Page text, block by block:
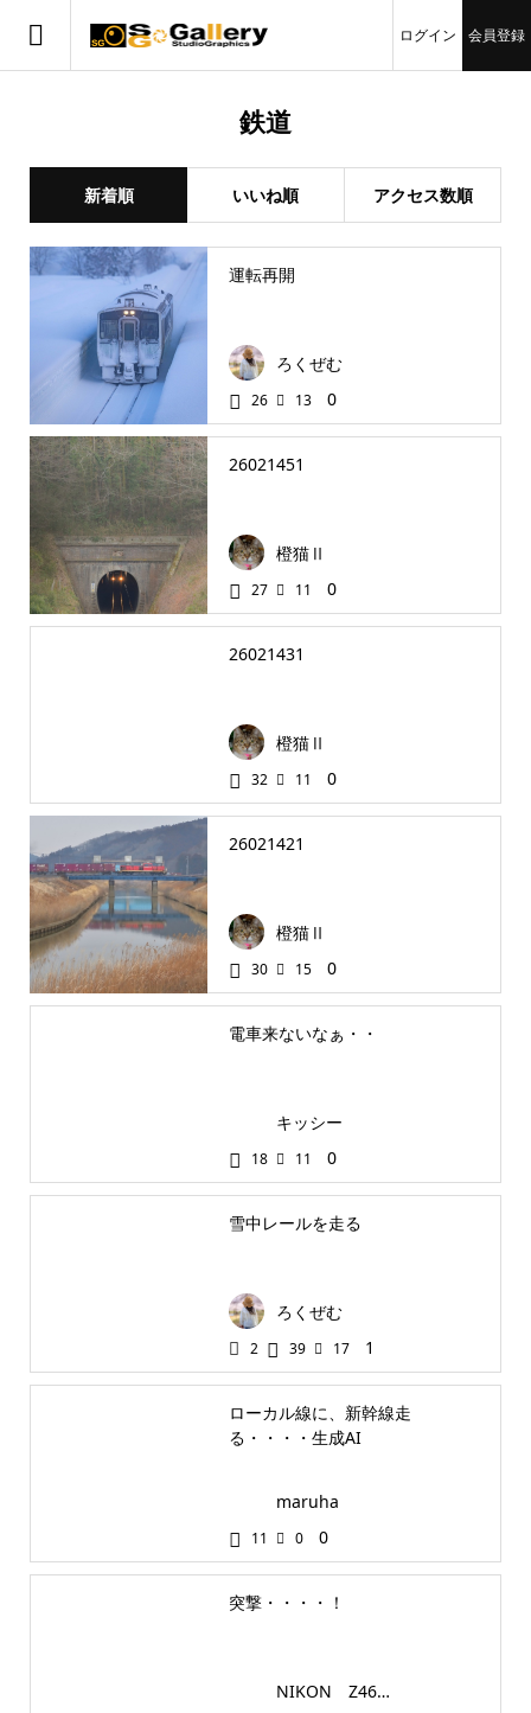
ログイン 会員登録
鉄道
新着順 いいね順 アクセス数順
運転再開
ろくぜむ
26 13 0
26021451
橙猫Ⅱ
27 11 0
26021431
橙猫Ⅱ
32 11 0
26021421
橙猫Ⅱ
30 15 0
電車来ないなぁ・・
キッシー
18 11 0
雪中レールを走る
ろくぜむ
2 39 17 1
ローカル線に、新幹線走
る・・・・生成AI
maruha
11 0 0
突撃・・・・！
NIKON Z4610